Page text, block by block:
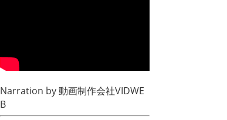
Narration by動画制作会社VIDWE
B